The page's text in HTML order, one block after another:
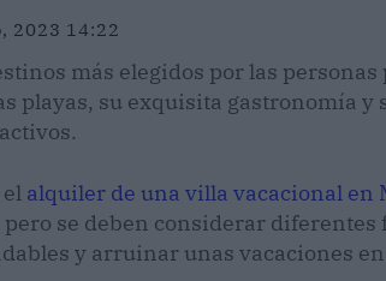
2023 14:22
más elegidos por las
playas, su exquisita gastronomía y
alquiler de una villa vacacional en
se deben considerar
y arruinar unas vacaciones